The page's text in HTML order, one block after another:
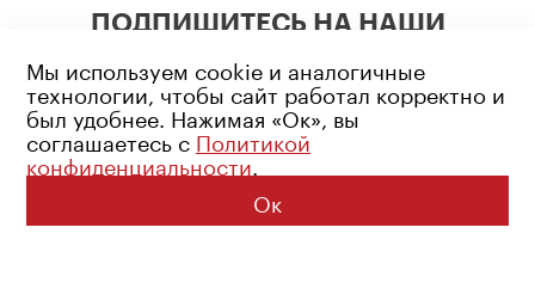
ПОДПИШИТЕСЬ НА НАШИ
Возрастное ограничение: 16+
Политика конфиденциальности
© 2026 Все права защищены
Мы используем cookie и аналогичные
технологии, чтобы сайт работал корректно и
был удобнее. Нажимая «Ок», вы
соглашаетесь с Политикой
конфиденциальности.
Ок